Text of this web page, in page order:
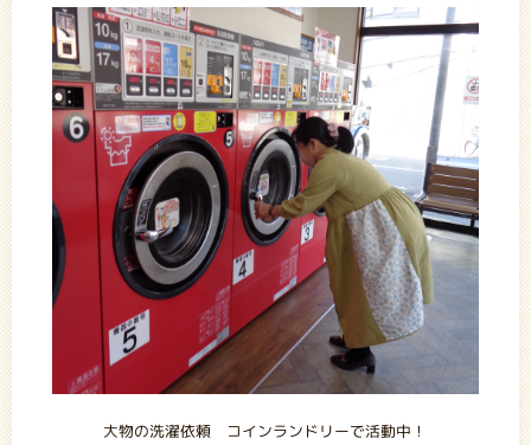
大物の洗濯依頼 コインランドリーで活動中！